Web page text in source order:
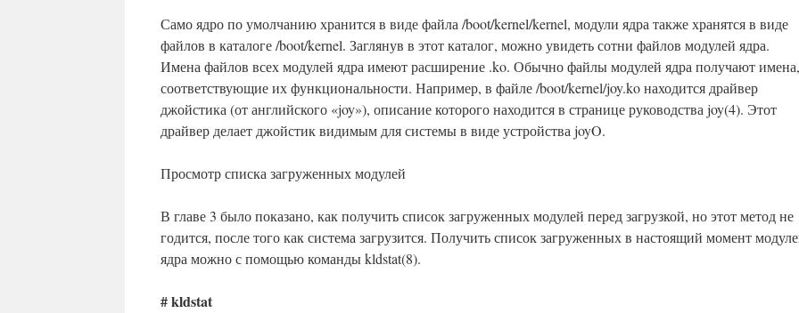
Само ядро по умолчанию хранится в виде файла /boot/kernel/kernel, модули ядра также хранятся в виде
файлов в каталоге /boot/kernel. Заглянув в этот каталог, можно увидеть сотни файлов модулей ядра.
Имена файлов всех модулей ядра имеют расширение .ko. Обычно файлы модулей ядра получают имена,
соответствующие их функциональности. Например, в файле /boot/kernel/joy.ko находится драйвер
джойстика (от английского «joy»), описание которого находится в странице руководства joy(4). Этот
драйвер делает джойстик видимым для системы в виде устройства joyO.
Просмотр списка загруженных модулей
В главе 3 было показано, как получить список загруженных модулей перед загрузкой, но этот метод не
годится, после того как система загрузится. Получить список загруженных в настоящий момент
ядра можно с помощью команды kldstat(8).
# kldstat